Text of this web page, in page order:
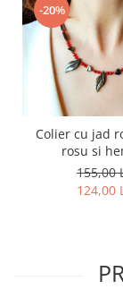
-20%
Colier cu jad
rosu si
155,00
124,00